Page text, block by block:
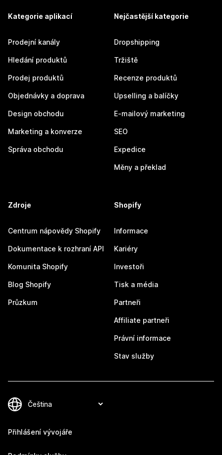
Kategorie aplikací
Prodejní kanály
Hledání produktů
Prodej produktů
Objednávky a doprava
Design obchodu
Marketing a konverze
Správa obchodu
Nejčastější kategorie
Dropshipping
Tržiště
Recenze produktů
Upselling a balíčky
E-mailový marketing
SEO
Expedice
Měny a překlad
Zdroje
Centrum nápovědy Shopify
Dokumentace k rozhraní API
Komunita Shopify
Blog Shopify
Průzkum
Shopify
Informace
Kariéry
Investoři
Tisk a média
Partneři
Affiliate partneři
Právní informace
Stav služby
Přihlášení vývojáře